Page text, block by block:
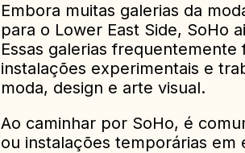
Embora muitas galerias da
para o Lower East Side, SoHo
Essas galerias
instalações experimentais e
moda, design e arte visual.
Ao caminhar por SoHo, é
ou instalações temporárias em